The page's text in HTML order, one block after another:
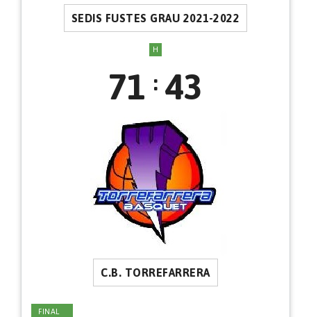
SEDIS FUSTES GRAU 2021-2022
H
71 : 43
C.B. TORREFARRERA
FINAL